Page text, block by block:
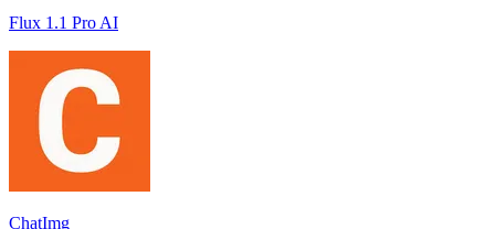
Flux 1.1 Pro AI
ChatImg